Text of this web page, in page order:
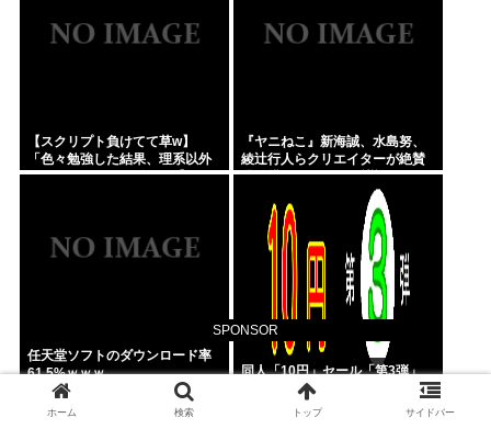
SPONSOR
【スクリプト負けてて草w】
「色々勉強した結果、理系以外
はエラー品だと気付いた【ガ
『ヤニねこ』新海誠、水島努、
綾辻行人らクリエイターが絶賛
過激描写はBPOでも議論に
任天堂ソフトのダウンロード率
61.5%ｗｗｗ
同人「10円」セール「第3弾」
ホーム 検索 トップ サイドバー